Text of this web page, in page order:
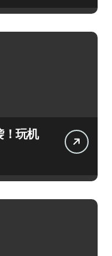
！玩机